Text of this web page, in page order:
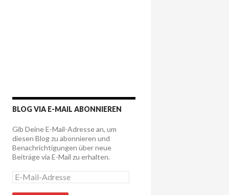
BLOG VIA E-MAIL ABONNIEREN
Gib Deine E-Mail-Adresse an, um
diesen Blog zu abonnieren und
Benachrichtigungen über neue
Beiträge via E-Mail zu erhalten.
E
-